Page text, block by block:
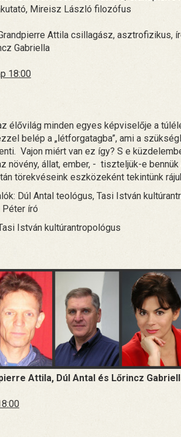
Mireisz László filozófus
Attila csillagász, asztrofizikus,
Gabriella
18:00
élővilág minden egyes képviselője a
belép a „létforgatagba”, ami a
Vajon miért van ez így? S e
növény, állat, ember, - tiszteljük-e
törekvéseink eszközeként tekintünk
Dúl Antal teológus, Tasi István
író
István kultúrantropológus
Attila, Dúl Antal és Lőrincz